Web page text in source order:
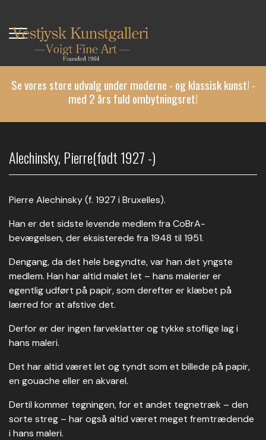
hovedindhold
Se vores store udvalg under moderne - og klassisk kunst! -
med 2 års fuld ombytningsret!
Alechinsky, Pierre(født 1927 -)
Pierre Alechinsky (f. 1927 i Bruxelles).
Han er det sidste levende medlem fra CoBrA-
bevægelsen, der eksisterede fra 1948 til 1951.
Dengang, da det hele begyndte, var han det yngste
medlem. Han har altid malet let – hans malerier er
egentlig udført på papir, som derefter er klæbet på
lærred for at afstive det.
Derfor er der ingen farveklatter og tykke stoflige lag i
hans maleri.
Det har altid været let og tyndt som et billede på papir,
en gouache eller en akvarel.
Dertil kommer tegningen, for et andet tegnetræk – den
sorte streg – har også altid været meget fremtrædende
i hans maleri.